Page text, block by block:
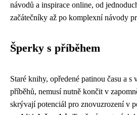
návodů a inspirace online, od
začátečníky až po komplexní návody
Šperky s příběhem
Staré knihy, opředené patinou času a s
příběhů, nemusí nutně končit v
skrývají potenciál pro znovuzrození v